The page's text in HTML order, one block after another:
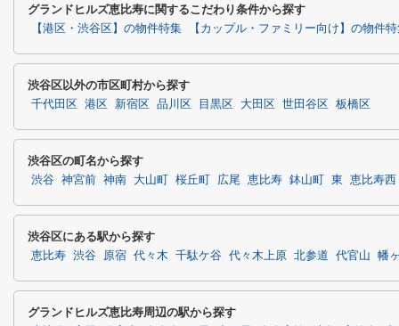
グランドヒルズ恵比寿に関するこだわり条件から探す
【港区・渋谷区】の物件特集 【カップル・ファミリー向け】の物件
渋谷区以外の市区町村から探す
千代田区 港区 新宿区 品川区 目黒区 大田区 世田谷区 板橋区
渋谷区の町名から探す
渋谷 神宮前 神南 大山町 桜丘町 広尾 恵比寿 鉢山町 東 恵比寿西
渋谷区にある駅から探す
恵比寿 渋谷 原宿 代々木 千駄ケ谷 代々木上原 北参道 代官山 幡
グランドヒルズ恵比寿周辺の駅から探す